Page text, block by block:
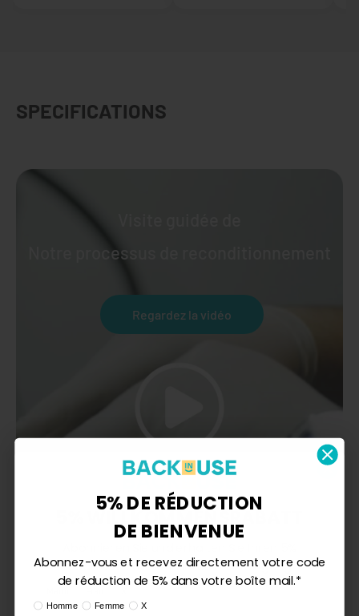
SPECIFICATIONS
Notre processus de reconditionnement
Regardez la vidéo
5% WILLKOMMENSRABATT
Rabattcode direkt in Ihrem Posteingang.*
5% DE RÉDUCTION
DE BIENVENUE
Abonnez-vous et recevez directement votre code
de réduction de 5% dans votre boîte mail.*
Ik ben:
Homme Femme X